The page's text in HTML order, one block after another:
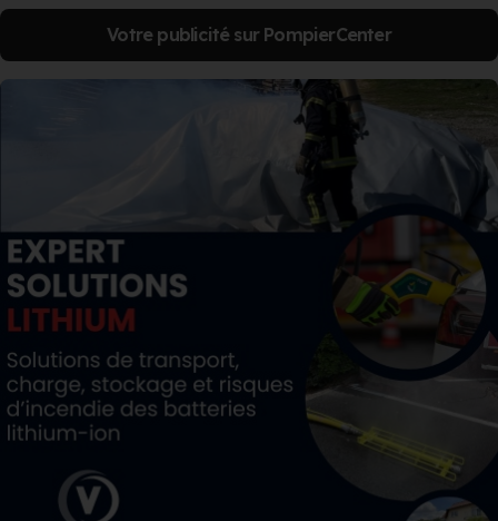
Votre publicité sur PompierCenter